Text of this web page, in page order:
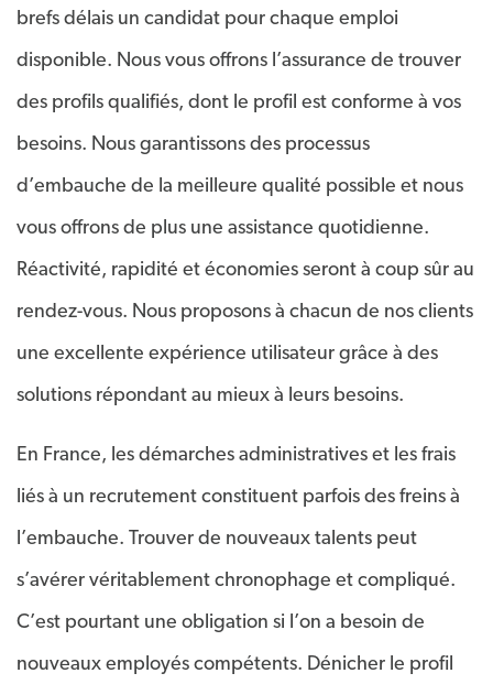
brefs délais un candidat pour chaque emploi
disponible. Nous vous offrons l’assurance de trouver
des profils qualifiés, dont le profil est conforme à vos
besoins. Nous garantissons des processus
d’embauche de la meilleure qualité possible et nous
vous offrons de plus une assistance quotidienne.
Réactivité, rapidité et économies seront à coup sûr au
rendez-vous. Nous proposons à chacun de nos clients
une excellente expérience utilisateur grâce à des
solutions répondant au mieux à leurs besoins.
En France, les démarches administratives et les frais
liés à un recrutement constituent parfois des freins à
l’embauche. Trouver de nouveaux talents peut
s’avérer véritablement chronophage et compliqué.
C’est pourtant une obligation si l’on a besoin de
nouveaux employés compétents. Dénicher le profil